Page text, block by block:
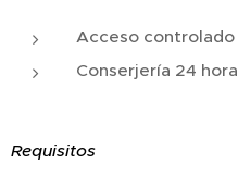
Acceso controlado
Conserjería 24 hora
Requisitos